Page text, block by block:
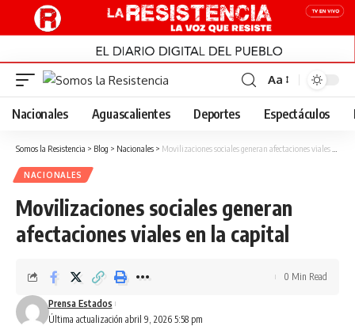
Font
Resizer
Aa
Nacionales Aguascalientes Deportes Espectáculos
Somos la Resistencia > Blog > Nacionales > Movilizaciones sociales generan afectaciones viales en la capital
NACIONALES
Movilizaciones sociales generan
afectaciones viales en la capital
Última actualización abril 9, 2026 5:58 pm
Prensa Estados
0 Min Read